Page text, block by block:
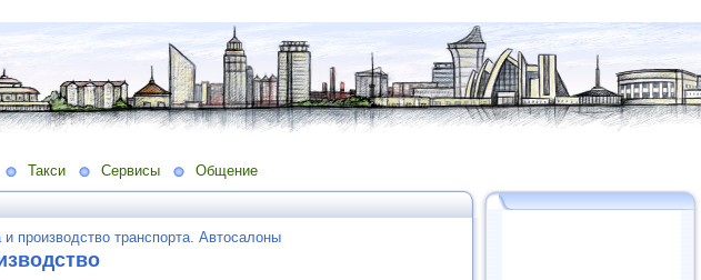
Такси Сервисы Общение
производство транспорта. Автосалоны